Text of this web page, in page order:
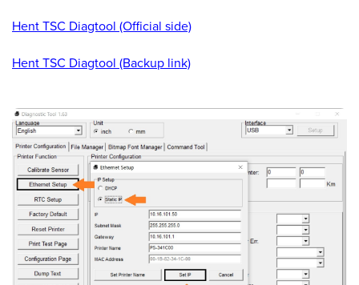
Hent TSC Diagtool (Official side)
Hent TSC Diagtool (Backup link)